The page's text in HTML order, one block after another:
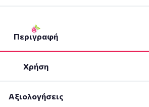
Περιγραφή
Χρήση
Αξιολογήσεις